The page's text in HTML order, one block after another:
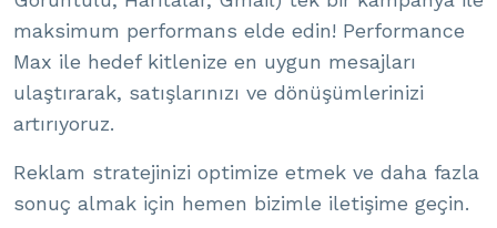
maksimum performans elde edin! Performance
Max ile hedef kitlenize en uygun mesajları
ulaştırarak, satışlarınızı ve dönüşümlerinizi
artırıyoruz.
Reklam stratejinizi optimize etmek ve daha fazla
sonuç almak için hemen bizimle iletişime geçin.